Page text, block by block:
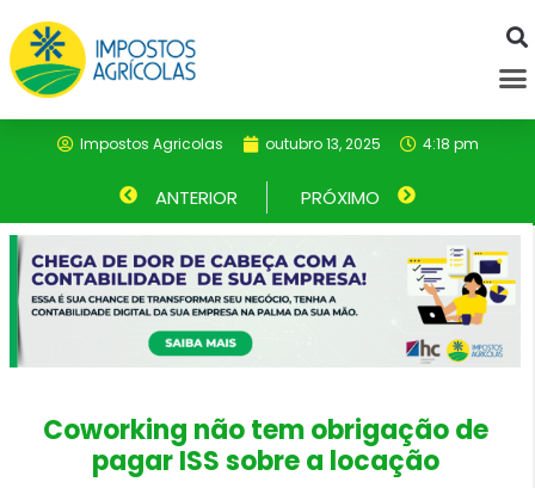
para
Impostos Agricolas outubro 13, 2025 4:18 pm
Anterior
ANTERIOR PRÓXIMO Próximo
Coworking não tem obrigação de
pagar ISS sobre a locação